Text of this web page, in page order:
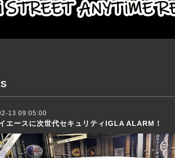
13 09:05:00
エースに次世代セキュリティIGLA ALARM！